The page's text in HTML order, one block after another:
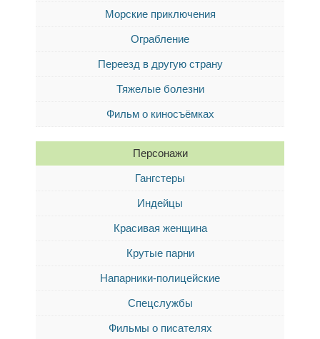
Морские приключения
Ограбление
Переезд в другую страну
Тяжелые болезни
Фильм о киносъёмках
Персонажи
Гангстеры
Индейцы
Красивая женщина
Крутые парни
Напарники-полицейские
Спецслужбы
Фильмы о писателях